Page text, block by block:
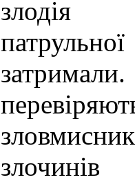
злодія
злочинів